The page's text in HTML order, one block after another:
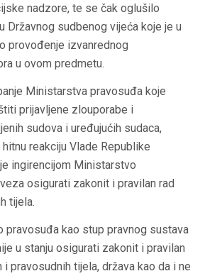
nadzore, te se čak oglušilo
Državnog sudbenog vijeća koje je u
provođenje izvanrednog
u ovom predmetu.
Ministarstva pravosuđa koje
prijavljene zlouporabe i
sudova i uređujućih sudaca,
reakciju Vlade Republike
ingirencijom Ministarstvo
osigurati zakonit i pravilan rad
tijela.
pravosuđa kao stup pravnog sustava
u stanju osigurati zakonit i pravilan
i pravosudnih tijela, država kao da i ne